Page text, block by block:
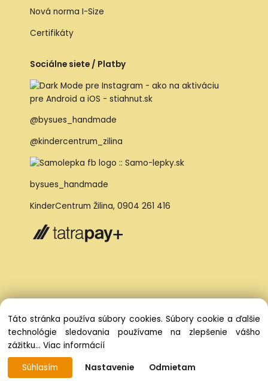
Nová norma I-Size
Certifikáty
Sociálne siete / Platby
@bysues_handmade
@kindercentrum_zilina
bysues_handmade
KinderCentrum Žilina, 0904 261 416
Vytvorené systémom ClickEshop.sk
Táto stránka používa súbory cookies. Súbory cookie a ďalšie
technológie sledovania používame na zlepšenie vášho
zážitku... Viac informácií
Súhlasím
Nastavenie Odmietam